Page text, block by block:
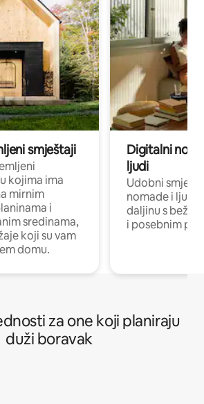
smještaji
kojima ima
mirnim
i
sredinama,
koji su vam
domu.
Digitalni
ljudi
Udobni
nomade i ljude
daljinu s
i posebnim
za one koji planiraju
duži boravak